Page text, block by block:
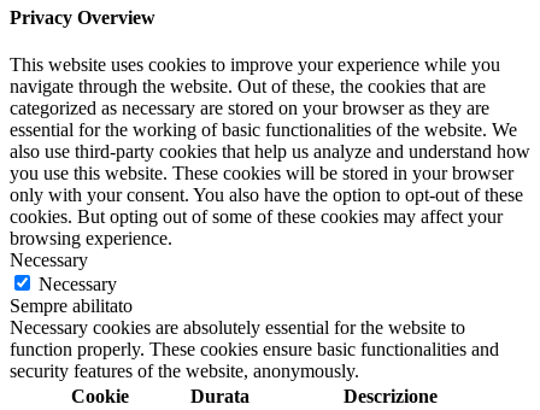
Privacy Overview
This website uses cookies to improve your experience while you
navigate through the website. Out of these, the cookies that are
categorized as necessary are stored on your browser as they are
essential for the working of basic functionalities of the website. We
also use third-party cookies that help us analyze and understand how
you use this website. These cookies will be stored in your browser
only with your consent. You also have the option to opt-out of these
cookies. But opting out of some of these cookies may affect your
browsing experience.
Necessary
Necessary
Sempre abilitato
Necessary cookies are absolutely essential for the website to
function properly. These cookies ensure basic functionalities and
security features of the website, anonymously.
Cookie
Durata Descrizione